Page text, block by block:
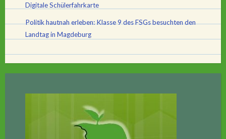
Digitale Schülerfahrkarte
Politik hautnah erleben: Klasse 9 des FSGs besuchten den
Landtag in Magdeburg